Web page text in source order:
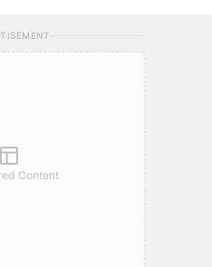
寶寶。Facebook:https://www.f
Content